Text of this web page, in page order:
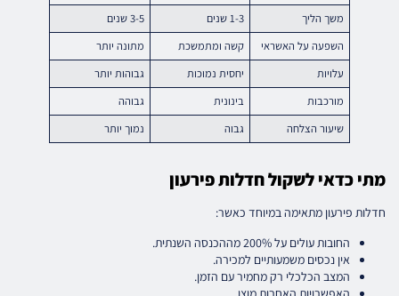
משך הליך 1-3 שנים
3-5 שנים
השפעה על האשראי
קשה ומתמשכת
מתונה יותר
עלויות
יחסית נמוכות
גבוהות יותר
מורכבות
בינונית
גבוהה
שיעור הצלחה
גבוה נמוך יותר
מתי כדאי לשקול חדלות פירעון
חדלות פירעון מתאימה במיוחד כאשר:
החובות עולים על 200% מההכנסה השנתית.
אין נכסים משמעותיים למכירה.
המצב הכלכלי רק מחמיר עם הזמן.